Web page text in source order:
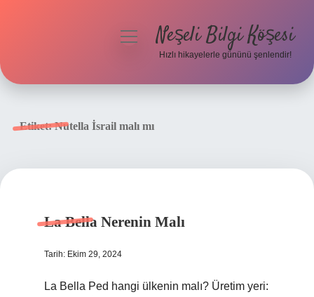
menüyüNeşeli Bilgi Köşesi
Hızlı hikayelerle gününü şenlendir!
Etiket:Nutella İsrail malı mı
La Bella Nerenin Malı
Tarih: Ekim 29, 2024
La Bella Ped hangi ülkenin malı? Üretim yeri: